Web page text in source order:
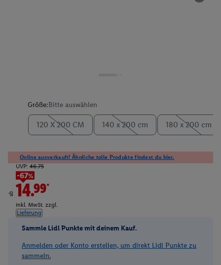
Größe:Bitte auswählen
120 X 200 CM 140 x 200 cm 180 x 200 cm
Online ausverkauft! Ähnliche tolle Produkte findest du hier.
ab
UVP: 46.75
-67%
14.99*
inkl. MwSt. zzgl.
Lieferung
Sammle Lidl Punkte mit deinem Kauf.
Anmelden oder Konto erstellen, um direkt Lidl Punkte zu
sammeln.